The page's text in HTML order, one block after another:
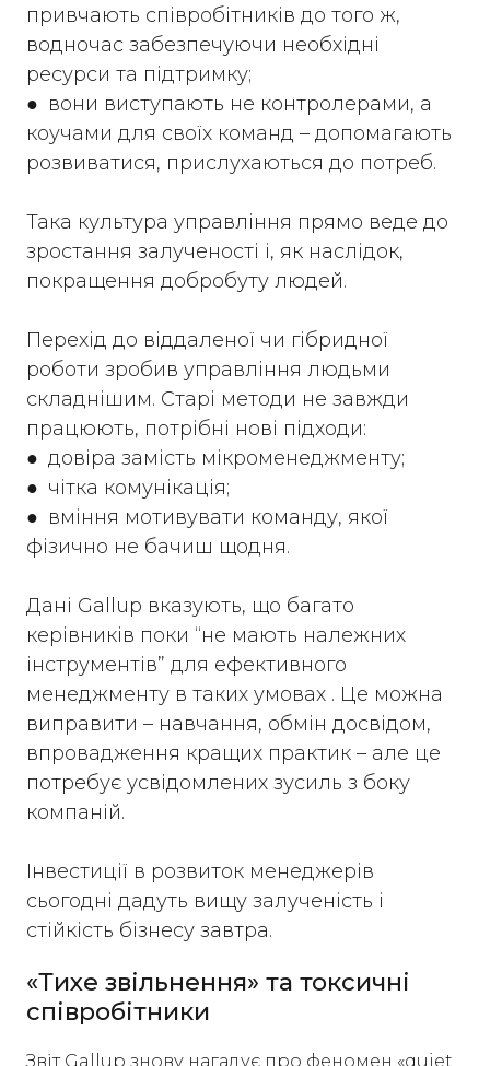
привчають співробітників до того ж,
водночас забезпечуючи необхідні
ресурси та підтримку;
● вони виступають не контролерами, а
коучами для своїх команд – допомагають
розвиватися, прислухаються до потреб.
Така культура управління прямо веде до
зростання залученості і, як наслідок,
покращення добробуту людей.
Перехід до віддаленої чи гібридної
роботи зробив управління людьми
складнішим. Старі методи не завжди
працюють, потрібні нові підходи:
● довіра замість мікроменеджменту;
● чітка комунікація;
● вміння мотивувати команду, якої
фізично не бачиш щодня.
Дані Gallup вказують, що багато
керівників поки “не мають належних
інструментів” для ефективного
менеджменту в таких умовах . Це можна
виправити – навчання, обмін досвідом,
впровадження кращих практик – але це
потребує усвідомлених зусиль з боку
компаній.
Інвестиції в розвиток менеджерів
сьогодні дадуть вищу залученість і
стійкість бізнесу завтра.
«Тихе звільнення» та токсичні
співробітники
Звіт Gallup знову нагадує про феномен «quiet